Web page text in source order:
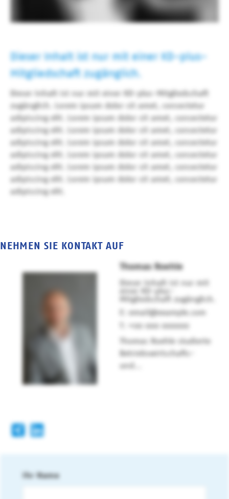
Dieser Inhalt ist nur mit einer KD-plus-
Mitgliedschaft zugänglich.
Dieser Inhalt ist nur mit einer KD-plus-Mitgliedschaft
zugänglich. Lorem ipsum dolor sit amet, consectetur
adipiscing elit. Lorem ipsum dolor sit amet, consectetur
adipiscing elit. Lorem ipsum dolor sit amet, consectetur
adipiscing elit. Lorem ipsum dolor sit amet, consectetur
adipiscing elit. Lorem ipsum dolor sit amet, consectetur
adipiscing elit. Lorem ipsum dolor sit amet, consectetur
adipiscing elit. Lorem ipsum dolor sit amet, consectetur
adipiscing elit.
NEHMEN SIE KONTAKT AUF
Thomas Roehle
Dieser Inhalt ist nur mit
einer KD-plus-
Mitgliedschaft zugänglich.
email@example.com
+00 000 000000
Thomas Roehle studierte
Betriebswirtschafts-
und...
Ihr Name